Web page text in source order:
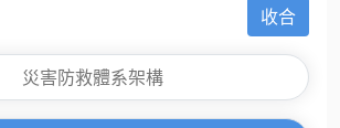
收合
災害防救體系架構